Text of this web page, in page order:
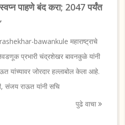
पाहणे बंद करा; 2047 पर्यंत
bawankule महाराष्ट्राचे
प्रभारी चंद्रशेखर बावनकुळे यांनी
यांच्यावर जोरदार हल्लाबोल केला आहे.
संजय राऊत यांनी सचि
पुढे वाचा